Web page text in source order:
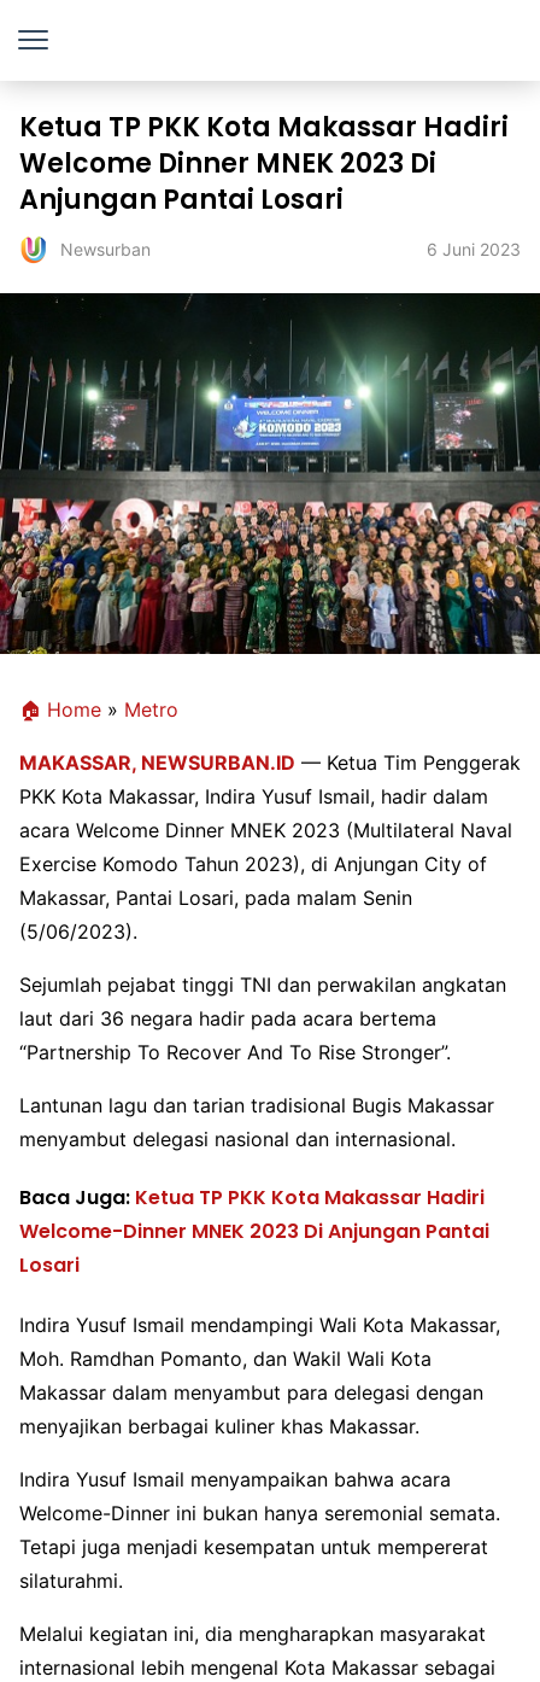
Ketua TP PKK Kota Makassar Hadiri
Welcome Dinner MNEK 2023 Di
Anjungan Pantai Losari
Newsurban 6 Juni 2023
🏠 Home » Metro
MAKASSAR, NEWSURBAN.ID — Ketua Tim Penggerak
PKK Kota Makassar, Indira Yusuf Ismail, hadir dalam
acara Welcome Dinner MNEK 2023 (Multilateral Naval
Exercise Komodo Tahun 2023), di Anjungan City of
Makassar, Pantai Losari, pada malam Senin
(5/06/2023).
Sejumlah pejabat tinggi TNI dan perwakilan angkatan
laut dari 36 negara hadir pada acara bertema
“Partnership To Recover And To Rise Stronger”.
Lantunan lagu dan tarian tradisional Bugis Makassar
menyambut delegasi nasional dan internasional.
Baca Juga: Ketua TP PKK Kota Makassar Hadiri
Welcome-Dinner MNEK 2023 Di Anjungan Pantai
Losari
Indira Yusuf Ismail mendampingi Wali Kota Makassar,
Moh. Ramdhan Pomanto, dan Wakil Wali Kota
Makassar dalam menyambut para delegasi dengan
menyajikan berbagai kuliner khas Makassar.
Indira Yusuf Ismail menyampaikan bahwa acara
Welcome-Dinner ini bukan hanya seremonial semata.
Tetapi juga menjadi kesempatan untuk mempererat
silaturahmi.
Melalui kegiatan ini, dia mengharapkan masyarakat
internasional lebih mengenal Kota Makassar sebagai